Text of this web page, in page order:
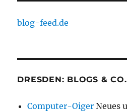
blog-feed.de
DRESDEN: BLOGS & CO.
Computer-Oiger Neues